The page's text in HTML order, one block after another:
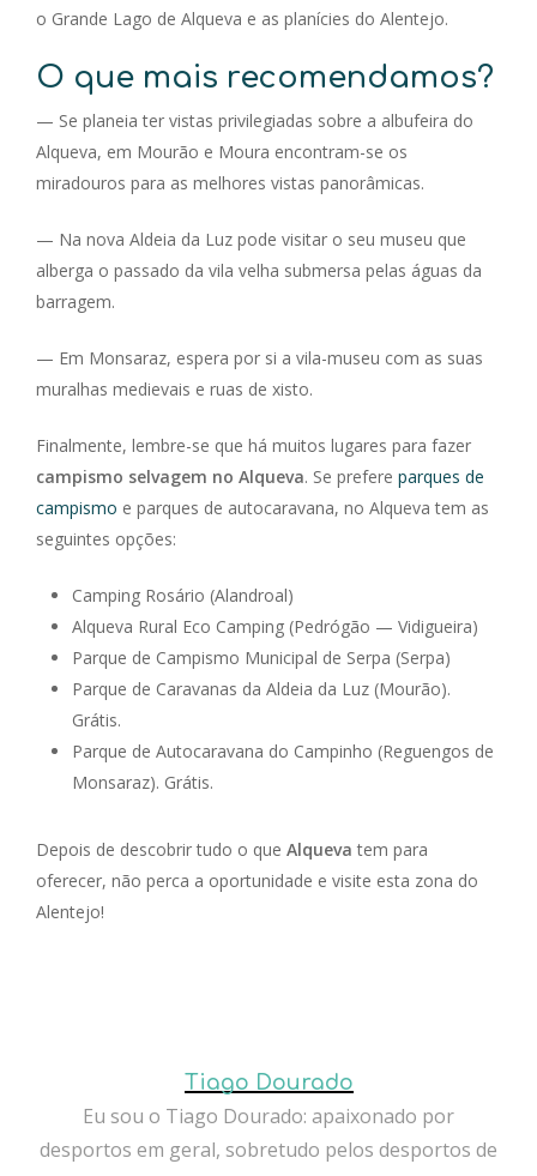
o Grande Lago de Alqueva e as planícies do Alentejo.
O que mais recomendamos?
— Se planeia ter vistas privilegiadas sobre a albufeira do
Alqueva, em Mourão e Moura encontram-se os
miradouros para as melhores vistas panorâmicas.
— Na nova Aldeia da Luz pode visitar o seu museu que
alberga o passado da vila velha submersa pelas águas da
barragem.
— Em Monsaraz, espera por si a vila-museu com as suas
muralhas medievais e ruas de xisto.
Finalmente, lembre-se que há muitos lugares para fazer
campismo selvagem no Alqueva. Se prefere parques de
campismo e parques de autocaravana, no Alqueva tem as
seguintes opções:
Camping Rosário (Alandroal)
Alqueva Rural Eco Camping (Pedrógão — Vidigueira)
Parque de Campismo Municipal de Serpa (Serpa)
Parque de Caravanas da Aldeia da Luz (Mourão).
Grátis.
Parque de Autocaravana do Campinho (Reguengos de
Monsaraz). Grátis.
Depois de descobrir tudo o que Alquevatem para
oferecer, não perca a oportunidade e visite esta zona do
Alentejo!
Tiago Dourado
Eu sou o Tiago Dourado: apaixonado por
desportos em geral, sobretudo pelos desportos de